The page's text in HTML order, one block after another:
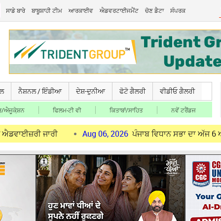
ਸਾਡੇ ਬਾਰੇ ਬਾਬੂਸ਼ਾਹੀ ਟੀਮ ਆਰਕਾਈਵ ਐਡਵਰਟਾਈਜਮੈਂਟ ਚੋਣ ਡੈਟਾ ਸੰਪਰਕ
ਨੈਸ਼ਨਲ / ਇੰਡੀਆ ਦੇਸ਼-ਦੁਨੀਆ ਫੋਟੋ ਗੈਲਰੀ ਵੀਡੀਓ ਗੈਲਰੀ
ਐਜੂਕੇ਼ਸ਼ਨ ਫਿਲਮ-ਟੀ ਵੀ ਕਿਤਾਬਾਂ/ਸਾਹਿਤ ਨਵੇਂ ਟਰੈਂਡਜ
ਜਾਰੀ Aug 06, 2026 ਪੰਜਾਬ ਵਿਧਾਨ ਸਭਾ ਦਾ ਅੱਜ 6 ਅਗਸਤ ਨੂੰ